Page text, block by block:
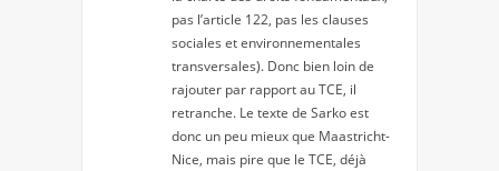
pas l’article 122, pas les clauses
sociales et environnementales
transversales). Donc bien loin de
rajouter par rapport au TCE, il
retranche. Le texte de Sarko est
donc un peu mieux que Maastricht-
Nice, mais pire que le TCE, déjà